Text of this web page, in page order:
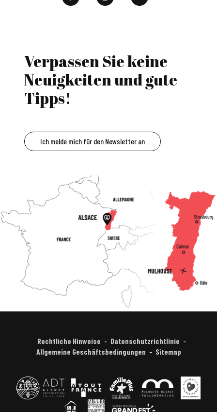
Verpassen Sie keine
Neuigkeiten und gute
Tipps!
Ich melde mich für den Newsletter an
Rechtliche Hinweise
Datenschutzrichtlinie
Allgemeine Geschäftsbedingungen
Sitemap